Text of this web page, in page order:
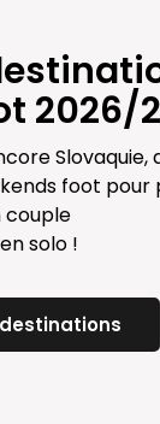
2026/
Slovaquie,
foot
couple
solo !